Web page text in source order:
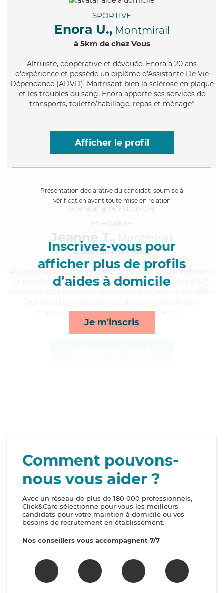
SPORTIVE
Enora U., Montmirail
à 5km de chez Vous
Altruiste, coopérative et dévouée, Enora a 20 ans
d'expérience et possède un diplôme d'Assistante De Vie
Dépendance (ADVD). Maitrisant bien la sclérose en plaque
et les troubles du sang, Enora apporte ses services de
transports, toilette/habillage, repas et ménage*
Afficher le profil
Présentation déclarative du candidat, soumise à
vérification avant toute mise en relation
Inscrivez-vous pour
afficher plus de profils
d’aides à domicile
Je m'inscris
ÉLÉGANTE
Jeanne T., Montmirail
à 5km de chez Vous
, fiable et altruiste, Jeanne a 6 ans d'expérience
et possède un BEP Carrières Sanitaires et Sociales (CSS).
transports, rappels et surveillance de nuit*
Comment pouvons-
nous vous aider ?
Avec un réseau de plus de 180 000 professionnels,
Click&Care sélectionne pour vous les meilleurs
candidats pour votre maintien à domicile ou vos
besoins de recrutement en établissement.
Nos conseillers vous accompagnent 7/7